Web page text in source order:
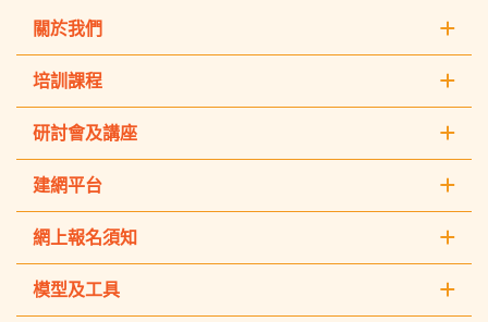
關於我們
培訓課程
研討會及講座
建網平台
網上報名須知
模型及工具